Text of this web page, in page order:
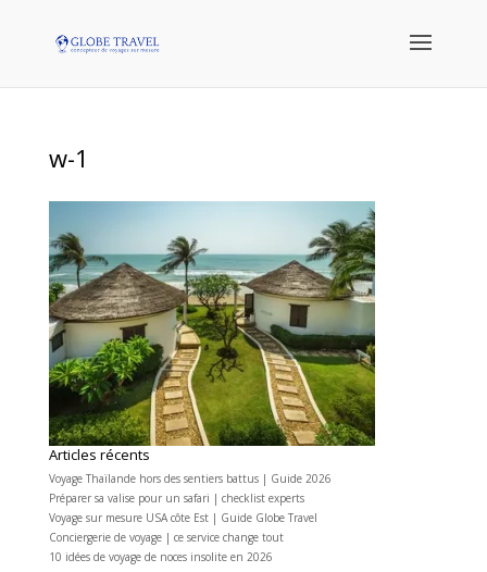
w-1
Articles récents
Voyage Thaïlande hors des sentiers battus | Guide 2026
Préparer sa valise pour un safari | checklist experts
Voyage sur mesure USA côte Est | Guide Globe Travel
Conciergerie de voyage | ce service change tout
10 idées de voyage de noces insolite en 2026